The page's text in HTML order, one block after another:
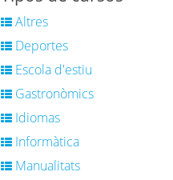
Altres
Deportes
Escola d'estiu
Gastronòmics
Idiomas
Informàtica
Manualitats